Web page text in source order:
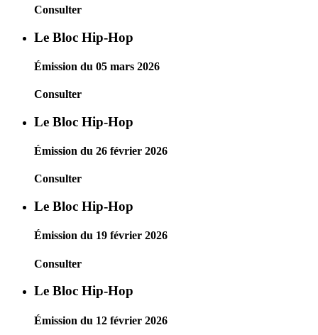
Consulter
Le Bloc Hip-Hop
Émission du 05 mars 2026
Consulter
Le Bloc Hip-Hop
Émission du 26 février 2026
Consulter
Le Bloc Hip-Hop
Émission du 19 février 2026
Consulter
Le Bloc Hip-Hop
Émission du 12 février 2026